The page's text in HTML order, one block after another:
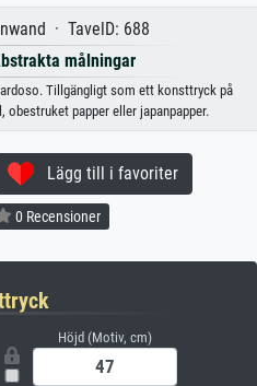
· TavelD: 688
målningar
Tillgängligt som ett konsttryck på
papper eller japanpapper.
Lägg till i favoriter
0 Recensioner
Höjd (Motiv, cm)